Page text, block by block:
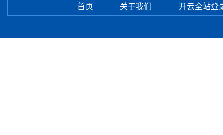
首页 关于我们 开云全站登